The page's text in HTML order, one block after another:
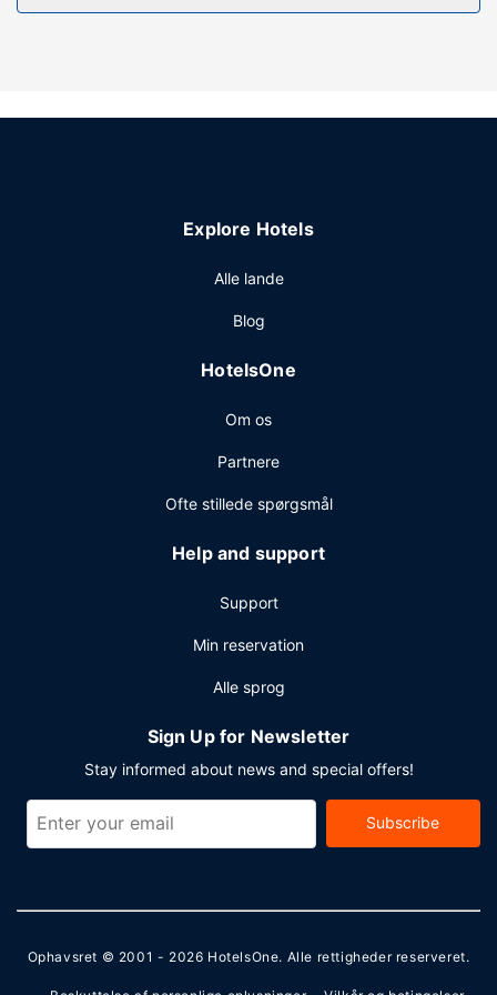
Gør brug af praktiske faciliteter, såsom gratis trådløs
Explore Hotels
Alle lande
Blog
HotelsOne
Om os
Partnere
Ofte stillede spørgsmål
Help and support
Support
Min reservation
Alle sprog
Sign Up for Newsletter
Stay informed about news and special offers!
Subscribe
Ophavsret © 2001 - 2026 HotelsOne. Alle rettigheder reserveret.